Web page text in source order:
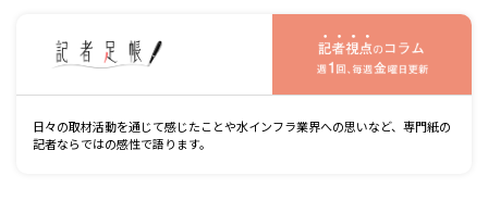
日々の取材活動を通じて感じたことや水インフラ業界への思いなど、専門紙の
記者ならではの感性で語ります。